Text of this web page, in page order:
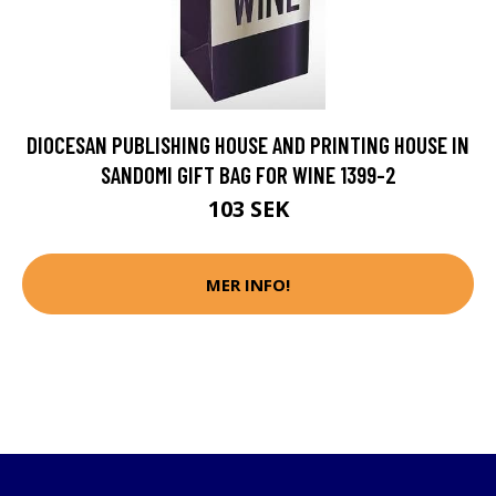
DIOCESAN PUBLISHING HOUSE AND PRINTING HOUSE IN
SANDOMI GIFT BAG FOR WINE 1399-2
103 SEK
MER INFO!